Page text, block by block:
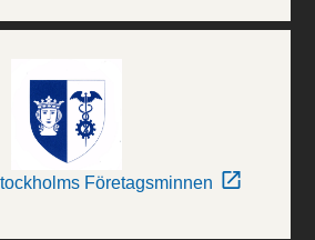
Företagsminnen